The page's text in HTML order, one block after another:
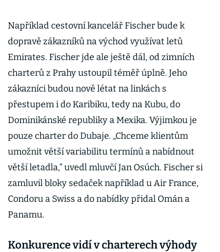
Například cestovní kancelář Fischer bude k
dopravě zákazníků na východ využívat letů
Emirates. Fischer jde ale ještě dál, od zimních
charterů z Prahy ustoupil téměř úplně. Jeho
zákazníci budou nově létat na linkách s
přestupem i do Karibiku, tedy na Kubu, do
Dominikánské republiky a Mexika. Výjimkou je
pouze charter do Dubaje. „Chceme klientům
umožnit větší variabilitu termínů a nabídnout
větší letadla,“ uvedl mluvčí Jan Osúch. Fischer si
zamluvil bloky sedaček například u Air France,
Condoru a Swiss a do nabídky přidal Omán a
Panamu.
Konkurence vidí v charterech výhody